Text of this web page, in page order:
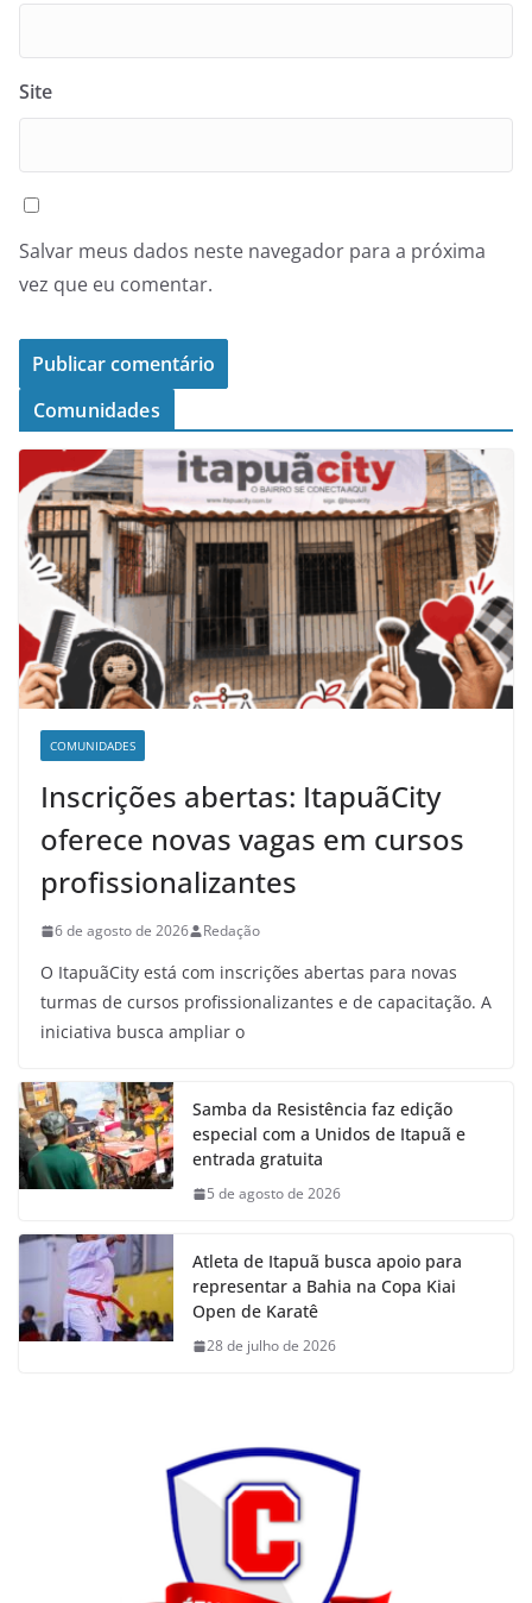
Site
Salvar meus dados neste navegador para a próxima
vez que eu comentar.
Comunidades
COMUNIDADES
Inscrições abertas: ItapuãCity
oferece novas vagas em cursos
profissionalizantes
6 de agosto de 2026 Redação
O ItapuãCity está com inscrições abertas para novas
turmas de cursos profissionalizantes e de capacitação. A
iniciativa busca ampliar o
Samba da Resistência faz edição
especial com a Unidos de Itapuã e
entrada gratuita
5 de agosto de 2026
Atleta de Itapuã busca apoio para
representar a Bahia na Copa Kiai
Open de Karatê
28 de julho de 2026